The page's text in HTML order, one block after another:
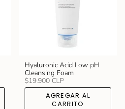
Hyaluronic Acid Low pH
Cleansing Foam
$19.900 CLP
AGREGAR AL
CARRITO